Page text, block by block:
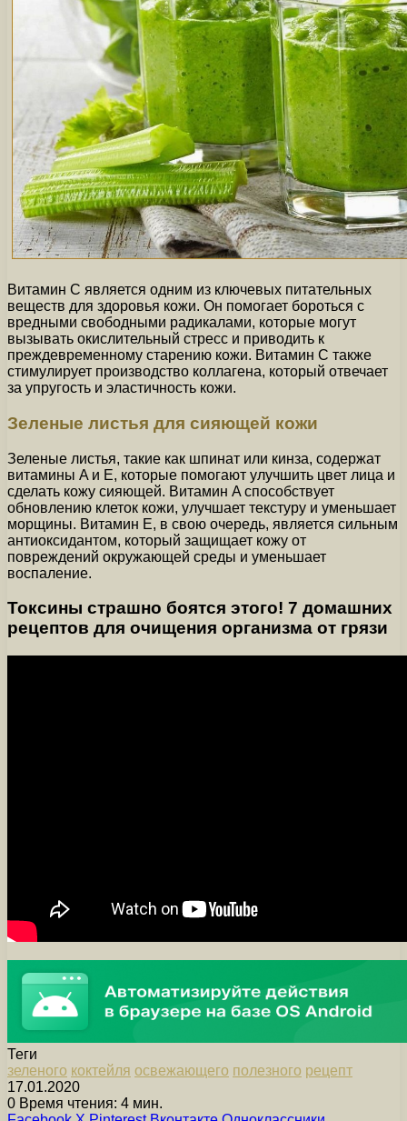
Витамин C является одним из ключевых питательных
веществ для здоровья кожи. Он помогает бороться с
вредными свободными радикалами, которые могут
вызывать окислительный стресс и приводить к
преждевременному старению кожи. Витамин C также
стимулирует производство коллагена, который отвечает
за упругость и эластичность кожи.
Зеленые листья для сияющей кожи
Зеленые листья, такие как шпинат или кинза, содержат
витамины A и E, которые помогают улучшить цвет лица и
сделать кожу сияющей. Витамин A способствует
обновлению клеток кожи, улучшает текстуру и уменьшает
морщины. Витамин E, в свою очередь, является сильным
антиоксидантом, который защищает кожу от
повреждений окружающей среды и уменьшает
воспаление.
Токсины страшно боятся этого! 7 домашних
рецептов для очищения организма от грязи
Теги
зеленого коктейля освежающего полезного рецепт
17.01.2020
0 Время чтения: 4 мин.